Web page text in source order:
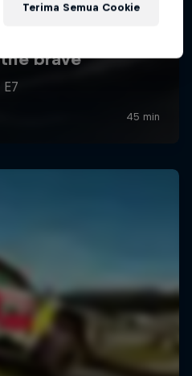
Terima Semua Cookie